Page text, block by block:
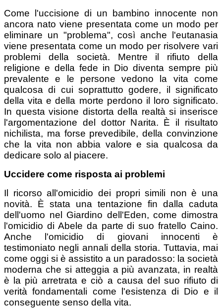
Come l'uccisione di un bambino innocente non
ancora nato viene presentata come un modo per
eliminare un "problema", così anche l'eutanasia
viene presentata come un modo per risolvere vari
problemi della società. Mentre il rifiuto della
religione e della fede in Dio diventa sempre più
prevalente e le persone vedono la vita come
qualcosa di cui soprattutto godere, il significato
della vita e della morte perdono il loro significato.
In questa visione distorta della realtà si inserisce
l'argomentazione del dottor Narita. È il risultato
nichilista, ma forse prevedibile, della convinzione
che la vita non abbia valore e sia qualcosa da
dedicare solo al piacere.
Uccidere come risposta ai problemi
Il ricorso all'omicidio dei propri simili non è una
novità. È stata una tentazione fin dalla caduta
dell'uomo nel Giardino dell'Eden, come dimostra
l'omicidio di Abele da parte di suo fratello Caino.
Anche l'omicidio di giovani innocenti è
testimoniato negli annali della storia. Tuttavia, mai
come oggi si è assistito a un paradosso: la società
moderna che si atteggia a più avanzata, in realtà
è la più arretrata e ciò a causa del suo rifiuto di
verità fondamentali come l'esistenza di Dio e il
conseguente senso della vita.